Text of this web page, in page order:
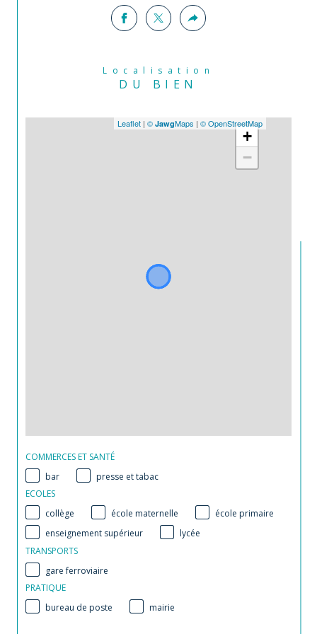
Localisation
DU BIEN
+
−
Leaflet | © JawgMaps | © OpenStreetMap
COMMERCES ET SANTÉ
bar
presse et tabac
ECOLES
collège
école maternelle
école primaire
enseignement supérieur
lycée
TRANSPORTS
gare ferroviaire
PRATIQUE
bureau de poste
mairie